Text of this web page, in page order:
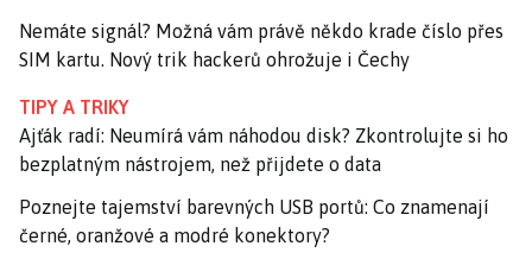
Nemáte signál? Možná vám právě někdo krade číslo přes
SIM kartu. Nový trik hackerů ohrožuje i Čechy
TIPY A TRIKY
Ajťák radí: Neumírá vám náhodou disk? Zkontrolujte si ho
bezplatným nástrojem, než přijdete o data
Poznejte tajemství barevných USB portů: Co znamenají
černé, oranžové a modré konektory?